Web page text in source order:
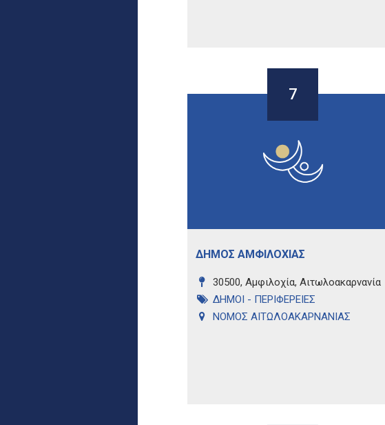
7
ΔΗΜΟΣ ΑΜΦΙΛΟΧΙΑΣ
30500, Αμφιλοχία, Αιτωλοακαρνανία
ΔΗΜΟΙ - ΠΕΡΙΦΕΡΕΙΕΣ
ΝΟΜΟΣ ΑΙΤΩΛΟΑΚΑΡΝΑΝΙΑΣ